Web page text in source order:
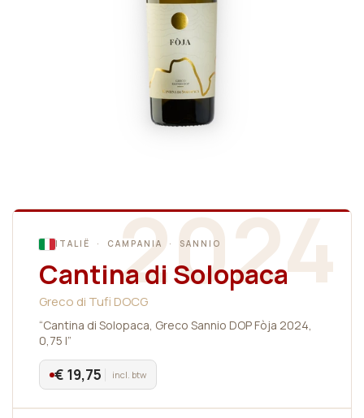
2024
ITALIË · CAMPANIA · SANNIO
Cantina di Solopaca
Greco di Tufi DOCG
“Cantina di Solopaca, Greco Sannio DOP Fòja 2024,
0,75 l”
€ 19,75 incl. btw